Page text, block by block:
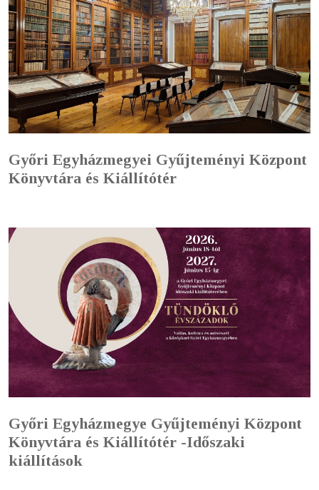
Győri Egyházmegyei Gyűjteményi Központ
Könyvtára és Kiállítótér
Győri Egyházmegye Gyűjteményi Központ
Könyvtára és Kiállítótér -Időszaki
kiállítások